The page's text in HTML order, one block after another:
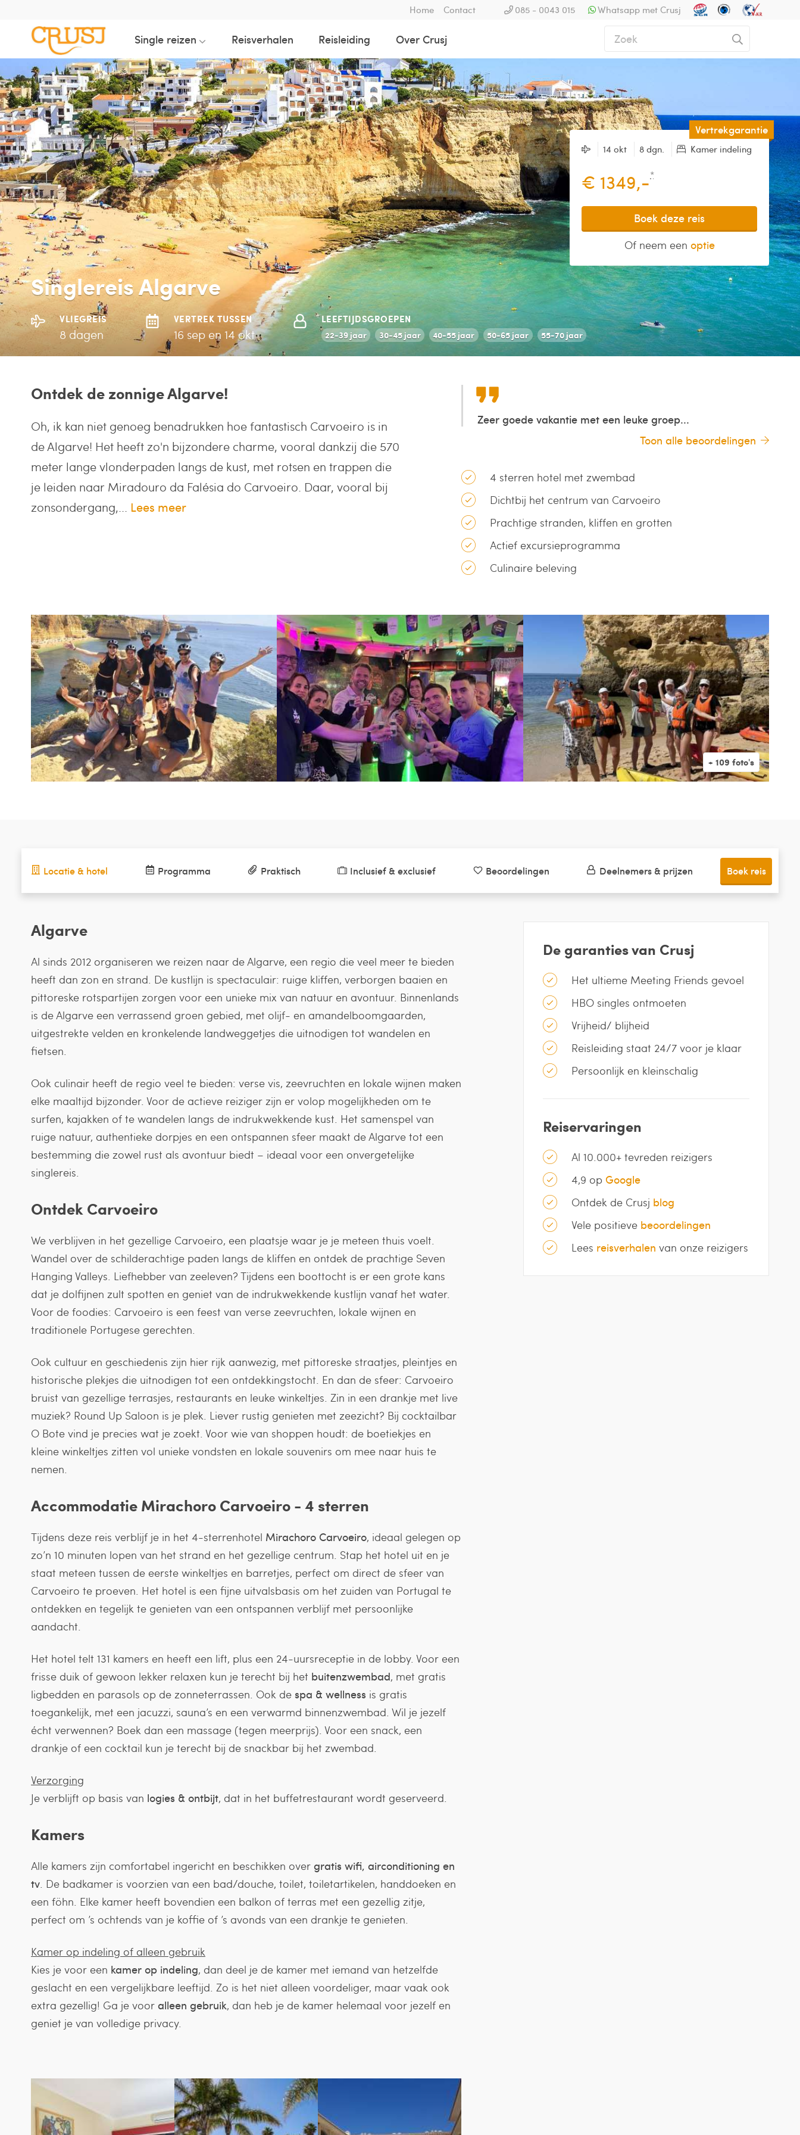
Home Contact 085 - 0043 015 Whatsapp met Crusj
Single reizen Reisverhalen Reisleiding Over Crusj
Vertrekgarantie
14 okt 8 dgn. Kamer indeling
€ 1349,-*
Boek deze reis
Of neem een optie
Singlereis Algarve
VLIEGREIS
8 dagen
VERTREK TUSSEN
16 sep en 14 okt
LEEFTIJDSGROEPEN
22-39 jaar 30-45 jaar 40-55 jaar 50-65 jaar 55-70 jaar
Ontdek de zonnige Algarve!
Oh, ik kan niet genoeg benadrukken hoe fantastisch Carvoeiro is in
de Algarve! Het heeft zo'n bijzondere charme, vooral dankzij die 570
meter lange vlonderpaden langs de kust, met rotsen en trappen die
je leiden naar Miradouro da Falésia do Carvoeiro. Daar, vooral bij
zonsondergang,... Lees meer
Zeer goede vakantie met een leuke groep...
Toon alle beoordelingen
4 sterren hotel met zwembad
Dichtbij het centrum van Carvoeiro
Prachtige stranden, kliffen en grotten
Actief excursieprogramma
Culinaire beleving
Locatie & hotel
Algarve
Al sinds 2012 organiseren we reizen naar de Algarve, een regio die veel meer te bieden
heeft dan zon en strand. De kustlijn is spectaculair: ruige kliffen, verborgen baaien en
pittoreske rotspartijen zorgen voor een unieke mix van natuur en avontuur. Binnenlands
is de Algarve een verrassend groen gebied, met olijf- en amandelboomgaarden,
uitgestrekte velden en kronkelende landweggetjes die uitnodigen tot wandelen en
fietsen.
Ook culinair heeft de regio veel te bieden: verse vis, zeevruchten en lokale wijnen maken
elke maaltijd bijzonder. Voor de actieve reiziger zijn er volop mogelijkheden om te
surfen, kajakken of te wandelen langs de indrukwekkende kust. Het samenspel van
ruige natuur, authentieke dorpjes en een ontspannen sfeer maakt de Algarve tot een
bestemming die zowel rust als avontuur biedt – ideaal voor een onvergetelijke
singlereis.
Ontdek Carvoeiro
We verblijven in het gezellige Carvoeiro, een plaatsje waar je je meteen thuis voelt.
Wandel over de schilderachtige paden langs de kliffen en ontdek de prachtige Seven
Hanging Valleys. Liefhebber van zeeleven? Tijdens een boottocht is er een grote kans
dat je dolfijnen zult spotten en geniet van de indrukwekkende kustlijn vanaf het water.
Voor de foodies: Carvoeiro is een feest van verse zeevruchten, lokale wijnen en
traditionele Portugese gerechten.
Ook cultuur en geschiedenis zijn hier rijk aanwezig, met pittoreske straatjes, pleintjes en
historische plekjes die uitnodigen tot een ontdekkingstocht. En dan de sfeer: Carvoeiro
bruist van gezellige terrasjes, restaurants en leuke winkeltjes. Zin in een drankje met live
muziek? Round Up Saloon is je plek. Liever rustig genieten met zeezicht? Bij cocktailbar
O Bote vind je precies wat je zoekt. Voor wie van shoppen houdt: de boetiekjes en
kleine winkeltjes zitten vol unieke vondsten en lokale souvenirs om mee naar huis te
nemen.
AccommodatieMirachoro Carvoeiro - 4 sterren
Tijdens deze reis verblijf je in het 4-sterrenhotel Mirachoro Carvoeiro, ideaal gelegen op
zo’n 10 minuten lopen van het strand en het gezellige centrum. Stap het hotel uit en je
staat meteen tussen de eerste winkeltjes en barretjes, perfect om direct de sfeer van
Carvoeiro te proeven. Het hotel is een fijne uitvalsbasis om het zuiden van Portugal te
ontdekken en tegelijk te genieten van een ontspannen verblijf met persoonlijke
aandacht.
Het hotel telt 131 kamers en heeft een lift, plus een 24-uursreceptie in de lobby. Voor een
frisse duik of gewoon lekker relaxen kun je terecht bij het buitenzwembad, met gratis
ligbedden en parasols op de zonneterrassen. Ook de spa & wellness is gratis
toegankelijk, met een jacuzzi, sauna’s en een verwarmd binnenzwembad. Wil je jezelf
écht verwennen? Boek dan een massage (tegen meerprijs). Voor een snack, een
drankje of een cocktail kun je terecht bij de snackbar bij het zwembad.
Verzorging
Je verblijft op basis van logies & ontbijt, dat in het buffetrestaurant wordt geserveerd.
Kamers
Alle kamers zijn comfortabel ingericht en beschikken over gratis wifi, airconditioning en
tv. De badkamer is voorzien van een bad/douche, toilet, toiletartikelen, handdoeken en
een föhn. Elke kamer heeft bovendien een balkon of terras met een gezellig zitje,
perfect om ’s ochtends van je koffie of ’s avonds van een drankje te genieten.
Kamer op indeling of alleen gebruik
Kies je voor een kamer op indeling, dan deel je de kamer met iemand van hetzelfde
geslacht en een vergelijkbare leeftijd. Zo is het niet alleen voordeliger, maar vaak ook
extra gezellig! Ga je voor alleen gebruik, dan heb je de kamer helemaal voor jezelf en
geniet je van volledige privacy.
De garanties van Crusj
Het ultieme Meeting Friends gevoel
HBO singles ontmoeten
Vrijheid/ blijheid
Reisleiding staat 24/7 voor je klaar
Persoonlijk en kleinschalig
Reiservaringen
Al 10.000+ tevreden reizigers
4,9 op Google
Ontdek de Crusj blog
Vele positieve beoordelingen
Lees reisverhalen van onze reizigers
Programma Praktisch Inclusief & exclusief Beoordelingen Deelnemers & prijzen Boek reis